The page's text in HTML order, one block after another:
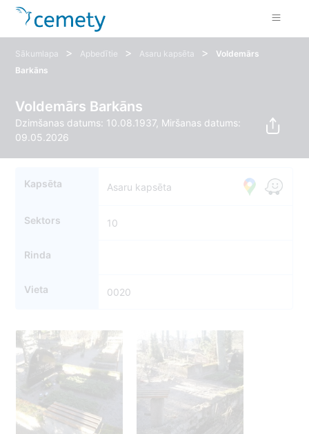
Sākumlapa > Apbedītie > Asaru kapsēta >
Voldemārs
Barkāns
Voldemārs Barkāns
Dzimšanas datums: 10.08.1937, Miršanas datums:
09.05.2026
Kapsēta Asaru kapsēta
Sektors 10
Rinda
Vieta 0020